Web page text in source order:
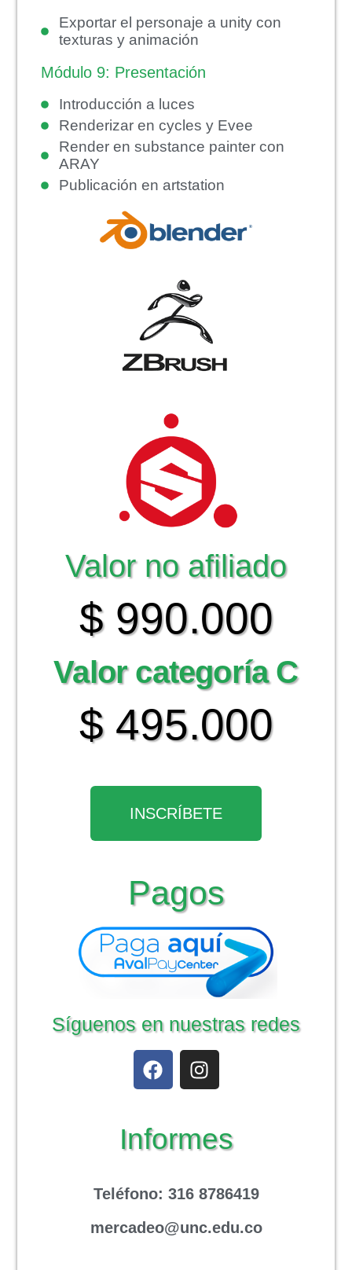
Exportar el personaje a unity con
texturas y animación
Módulo 9: Presentación
Introducción a luces
Renderizar en cycles y Evee
Render en substance painter con
ARAY
Publicación en artstation
Valor no afiliado
$ 990.000
Valor categoría C
$ 495.000
INSCRÍBETE
Pagos
Síguenos en nuestras redes
Informes
Teléfono: 316 8786419
mercadeo@unc.edu.co